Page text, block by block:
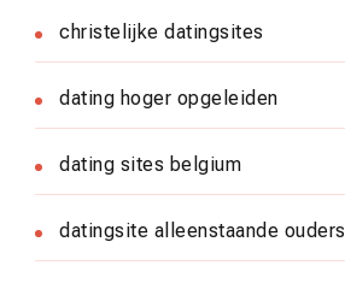
christelijke datingsites
dating hoger opgeleiden
dating sites belgium
datingsite alleenstaande ouders